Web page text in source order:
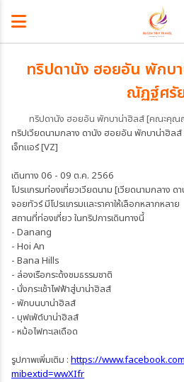
ทริปดานัง ฮอยอัน พักบ
ณัฏฐ์ศรั
ทริปดานัง ฮอยอัน พักบาน่าฮิลส์ [คณะคุ
ทริปเวียดนามกลาง ดานัง ฮอยอัน พักบาน่าฮิล
เจ็ทแอร์ [VZ]
เดินทาง 06 - 09 ต.ค. 2566
โปรแกรมท่องเที่ยวเวียดนาม [เวียดนามกลาง
จอยทัวร์ มีโปรแกรมและราคาให้เลือกหลากหลาย
สถานที่ท่องเที่ยว ในทริปการเดินทางนี้
- Danang
- Hoi An
- Bana Hills
- ล่องเรือกระด้งชมธรรมชาติ
- นั่งกระเช้าไฟฟ้าสู่บาน่าฮิลส์
- พักบนบาน่าฮิลส์
- บุฟเฟ่ต์บาน่าฮิลส์
- หม้อไฟทะเลเดือด
รูปภาพเพิ่มเติม : https://
mibextid=wwXIfr